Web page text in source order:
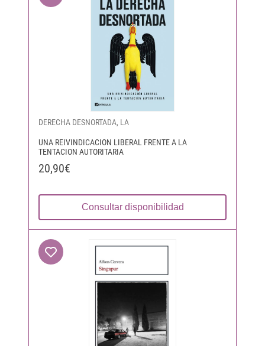
DERECHA DESNORTADA, LA
UNA REIVINDICACION LIBERAL FRENTE A LA
TENTACION AUTORITARIA
20,90€
Consultar disponibilidad